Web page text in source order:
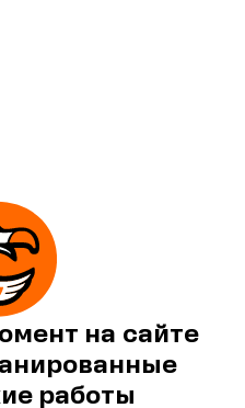
на сайте
работы